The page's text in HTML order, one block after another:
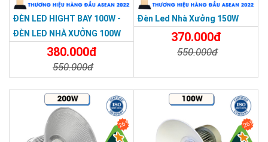
ĐÈN LED HIGHT BAY 100W -
ĐÈN LED NHÀ XƯỞNG 100W
380.000đ
550.000đ
Đèn Led Nhà Xưởng 150W
370.000đ
550.000đ
26% 26%